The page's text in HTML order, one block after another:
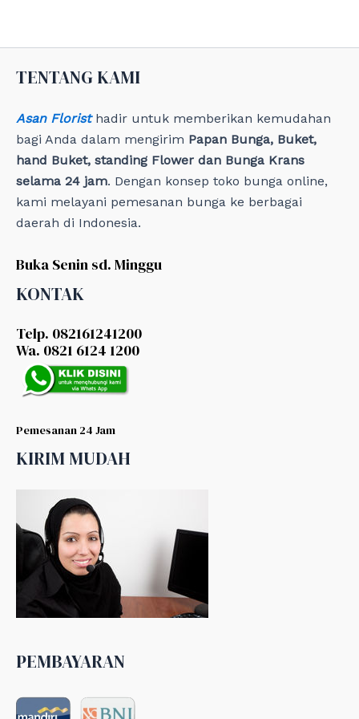
i
s
TENTANG KAMI
Asan Floristhadir untuk memberikan kemudahan
bagi Anda dalam mengirim Papan Bunga, Buket,
hand Buket, standing Flower dan Bunga Krans
selama 24 jam. Dengan konsep toko bunga online,
kami melayani pemesanan bunga ke berbagai
daerah di Indonesia.
Buka Senin sd. Minggu
KONTAK
Telp. 082161241200
Wa. 0821 6124 1200
Pemesanan 24 Jam
KIRIM MUDAH
PEMBAYARAN